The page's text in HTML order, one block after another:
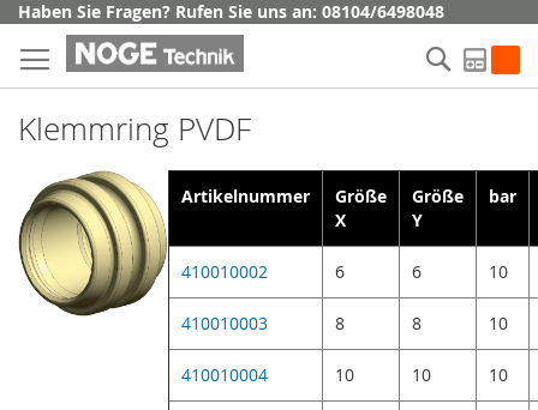
Direkt
Inhalt
Haben Sie Fragen? Rufen Sie uns an: 08104/6498048
Suche
Klemmring PVDF
Artikelnummer
Größe
X
Größe
Y
bar
410010002 6 6 10
410010003 8 8 10
410010004 10 10 10